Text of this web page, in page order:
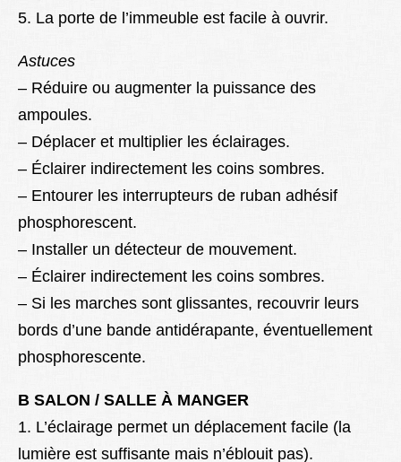
5. La porte de l’immeuble est facile à ouvrir.
Astuces
– Réduire ou augmenter la puissance des
ampoules.
– Déplacer et multiplier les éclairages.
– Éclairer indirectement les coins sombres.
– Entourer les interrupteurs de ruban adhésif
phosphorescent.
– Installer un détecteur de mouvement.
– Éclairer indirectement les coins sombres.
– Si les marches sont glissantes, recouvrir leurs
bords d’une bande antidérapante, éventuellement
phosphorescente.
B SALON / SALLE À MANGER
1. L’éclairage permet un déplacement facile (la
lumière est suffisante mais n’éblouit pas).